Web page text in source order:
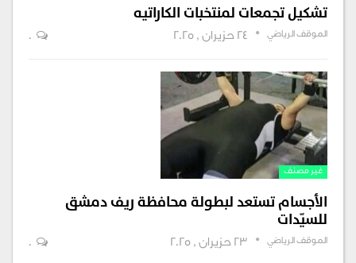
تشكيل تجمعات لمنتخبات الكاراتيه
الموقف الرياضي 24 حزيران , 2025 0
غير مصنف
الأجسام تستعد لبطولة محافظة ريف دمشق
للسيّدات
الموقف الرياضي 23 حزيران , 2025 0